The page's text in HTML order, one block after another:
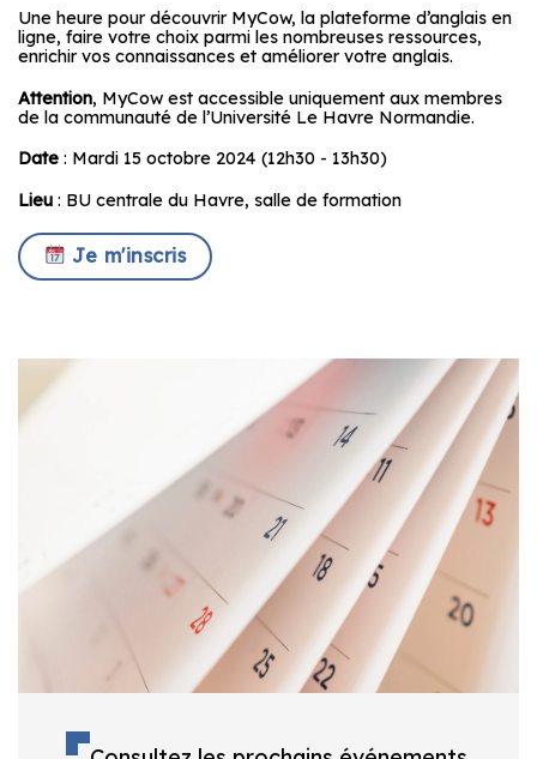
Une heure pour découvrir MyCow, la plateforme d’anglais en
ligne, faire votre choix parmi les nombreuses ressources,
enrichir vos connaissances et améliorer votre anglais.
Attention, MyCow est accessible uniquement aux membres
de la communauté de l’Université Le Havre Normandie.
Date : Mardi 15 octobre 2024 (12h30 - 13h30)
Lieu : BU centrale du Havre, salle de formation
Je m'inscris